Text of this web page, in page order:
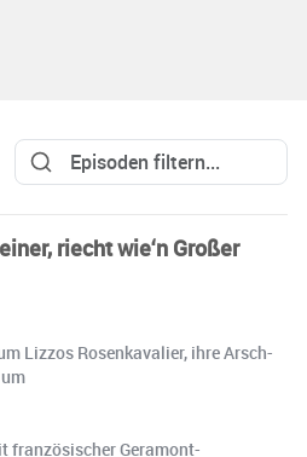
riecht wie‘n Großer
Lizzos Rosenkavalier, ihre Arsch-
französischer Geramont-